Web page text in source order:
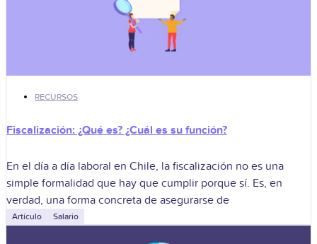
RECURSOS
Fiscalización: ¿Qué es? ¿Cuál es su función?
En el día a día laboral en Chile, la fiscalización no es una
simple formalidad que hay que cumplir porque sí. Es, en
verdad, una forma concreta de asegurarse de
Artículo Salario